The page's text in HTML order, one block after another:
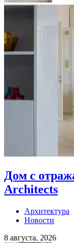
Дом с
Architects
Архитектура
Новости
8 августа, 2026